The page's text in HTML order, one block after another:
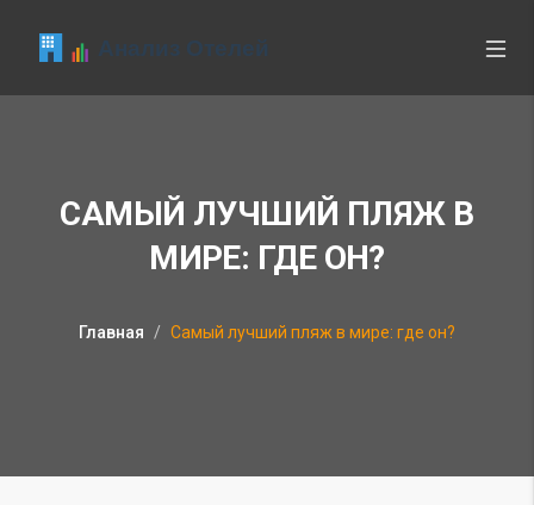
САМЫЙ ЛУЧШИЙ ПЛЯЖ В
МИРЕ: ГДЕ ОН?
Главная Самый лучший пляж в мире: где он?